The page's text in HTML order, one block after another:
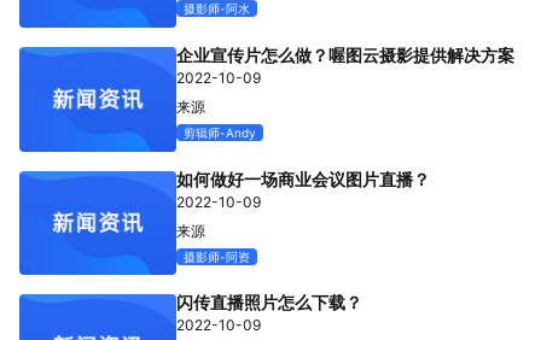
立即预约HOT
摄影师-阿水
企业宣传片怎么做？喔图云摄影提供解决方案
2022-10-09
来源
剪辑师-Andy
如何做好一场商业会议图片直播？
2022-10-09
来源
摄影师-阿资
闪传直播照片怎么下载？
2022-10-09